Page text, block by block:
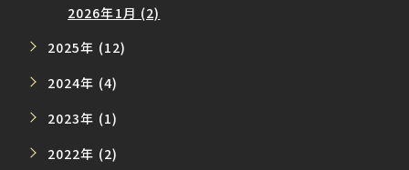
2026年1月 (2)
2025年 (12)
2024年 (4)
2023年 (1)
2022年 (2)